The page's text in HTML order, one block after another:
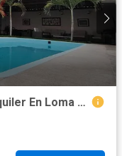
Exclusiva Casa Con Piscina En Alquiler En Loma Linda